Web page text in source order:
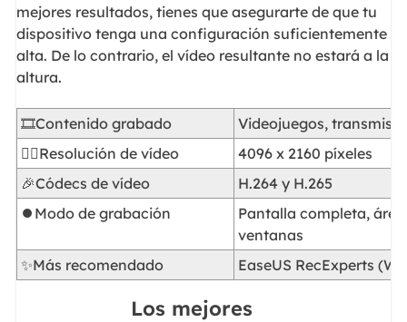
mejores resultados, tienes que asegurarte de que tu
dispositivo tenga una configuración suficientemente
alta. De lo contrario, el vídeo resultante no estará a la
altura.
🎞️Contenido grabado
Videojuegos,
🕵️‍♂️Resolución de vídeo
4096 x 2160 píxeles
🎉Códecs de vídeo
H.264 y H.265
⏺️Modo de grabación
Pantalla completa,
ventanas
✨Más recomendado
EaseUS RecExperts
Los mejores